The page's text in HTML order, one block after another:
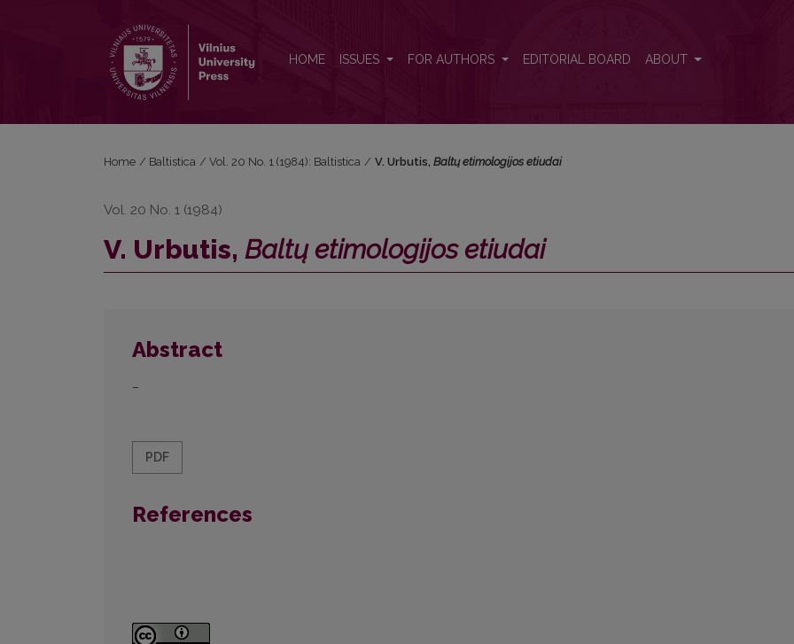
HOME ISSUES FOR AUTHORS EDITORIAL BOARD ABOUT
Home / Baltistica / Vol. 20 No. 1 (1984): Baltistica / V. Urbutis, Baltų etimologijos etiudai
Vol. 20 No. 1 (1984)
V. Urbutis, Baltų etimologijos etiudai
Abstract
–
PDF
References